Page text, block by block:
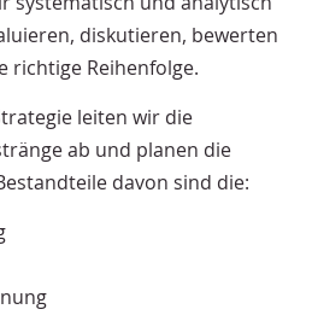
diskutieren, bewerten
richtige Reihenfolge.
leiten wir die
ab und planen die
davon sind die: